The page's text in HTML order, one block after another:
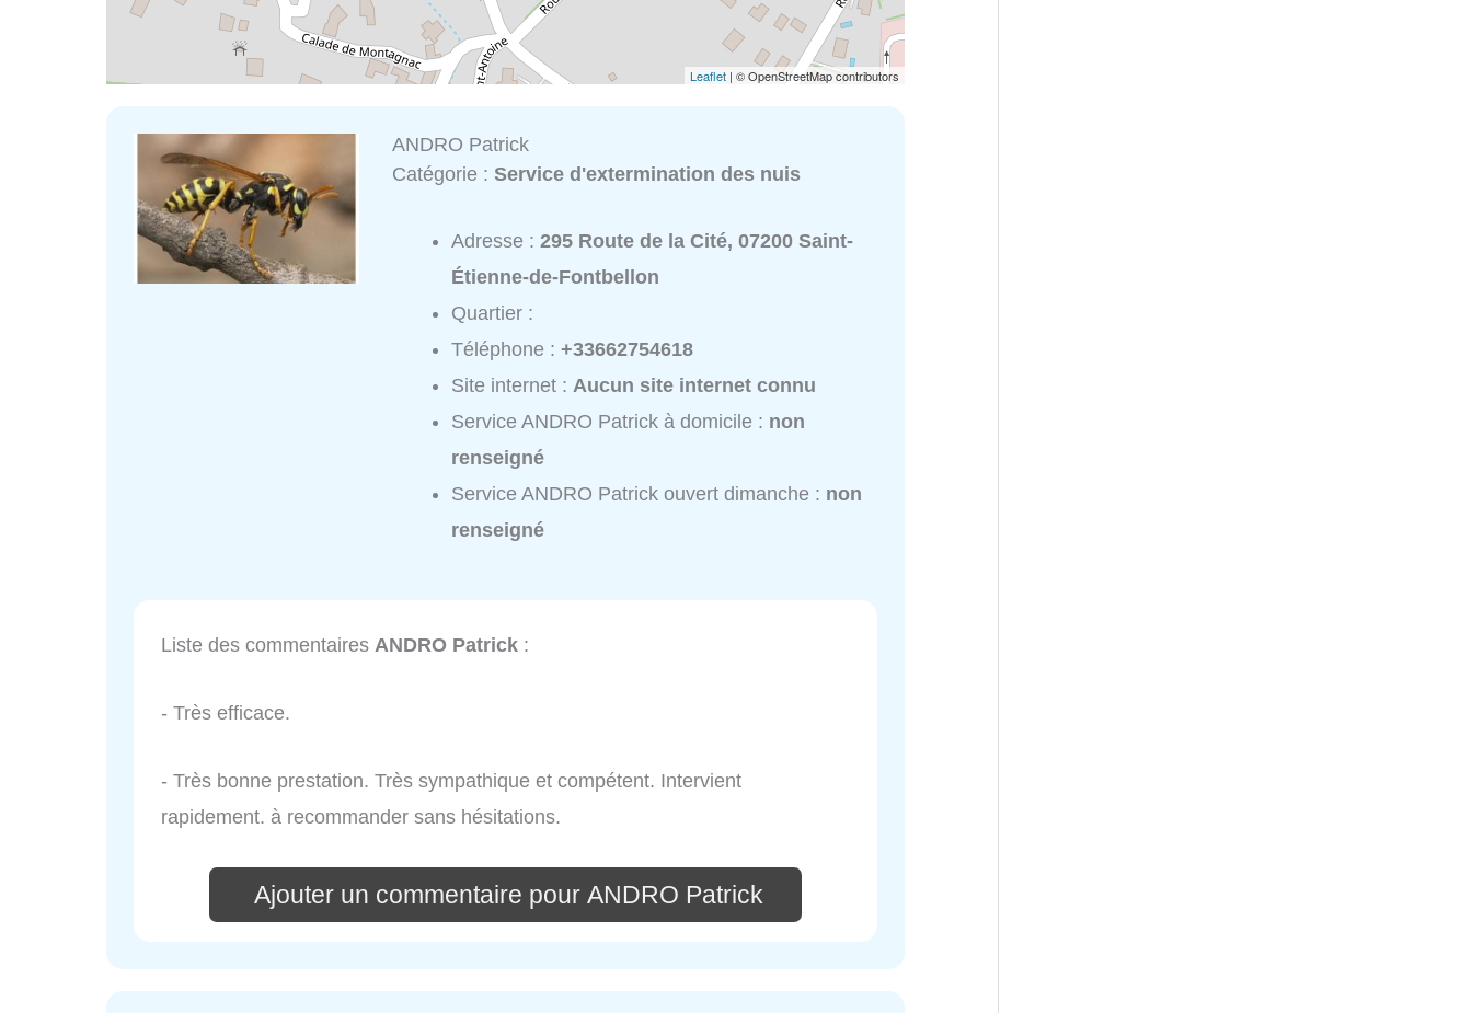
Leaflet | © OpenStreetMap contributors
ANDRO Patrick
Catégorie :Service d'extermination des nuis
Adresse :295 Route de la Cité, 07200 Saint-
Étienne-de-Fontbellon
Quartier :
Téléphone :+33662754618
Site internet :Aucun site internet connu
Service ANDRO Patrick à domicile : non
renseigné
Service ANDRO Patrick ouvert dimanche : non
renseigné
Liste des commentaires ANDRO Patrick :
- Très efficace.
- Très bonne prestation. Très sympathique et compétent. Intervient
rapidement. à recommander sans hésitations.
Ajouter un commentaire pour ANDRO Patrick